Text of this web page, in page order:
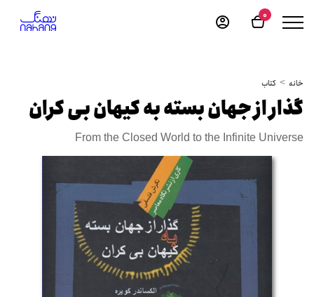
0
خانه کتاب
گذار از جهان بسته به کیهان بی کران
From the Closed World to the Infinite Universe